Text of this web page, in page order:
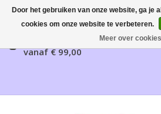
Gratis verzending mogelijk, NL
vanaf € 99,00
Home
Door het gebruiken van onze website, ga je
cookies om onze website te verbeteren.
Meer over